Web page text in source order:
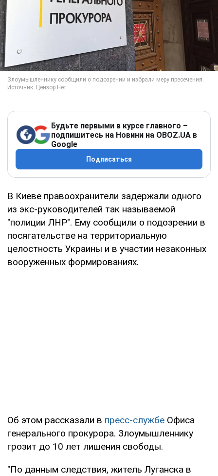
Будьте первыми в курсе главного –
подпишитесь на Новини на OBOZ.UA в
Google
Подписаться
В Киеве правоохранители задержали одного
из экс-руководителей так называемой
"полиции ЛНР". Ему сообщили о подозрении в
посягательстве на территориальную
целостность Украины и в участии незаконных
вооруженных формированиях.
Об этом рассказали в пресс-службе Офиса
генерального прокурора. Злоумышленнику
грозит до 10 лет лишения свободы.
"По данным следствия, житель Луганска в